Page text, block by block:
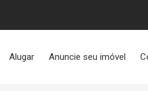
Alugar Anuncie seu imóvel